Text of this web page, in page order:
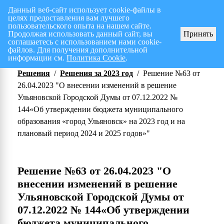
Перспективный план работ на I полугодие 2026 г.
Решения / Решения за 2023 год / Решение №63 от
26.04.2023 "О внесении изменений в решение
Ульяновской Городской Думы от 07.12.2022 №
144«Об утверждении бюджета муниципального
образования «город Ульяновск» на 2023 год и на
плановый период 2024 и 2025 годов»"
Решение №63 от 26.04.2023 "О
внесении изменений в решение
Ульяновской Городской Думы от
07.12.2022 № 144«Об утверждении
Данный веб-сайт использует cookie-файлы в
целях предоставления вам лучшего
пользовательского опыта на нашем сайте.
Продолжая использовать данный сайт, вы
соглашаетесь с использованием нами cookie-
файлов. Для получения дополнительной
информации см.Политика Cookie.
Принять